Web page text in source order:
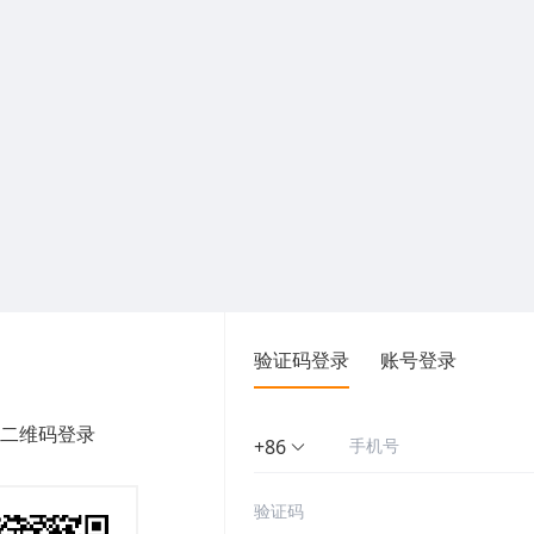
维码登录
验证码登录 账号登录
+86